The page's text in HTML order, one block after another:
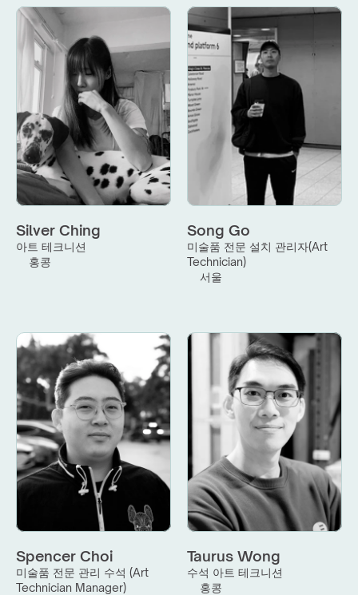
Silver Ching
아트 테크니션
홍콩
Song Go
미술품 전문 설치 관리자(Art
Technician)
서울
Spencer Choi
미술품 전문 관리 수석 (Art
Technician Manager)
Taurus Wong
수석 아트 테크니션
홍콩